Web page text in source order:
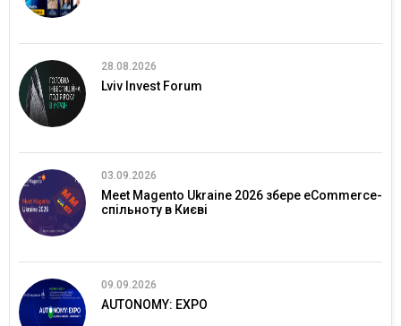
28.08.2026
Lviv Invest Forum
03.09.2026
Meet Magento Ukraine 2026 збере eCommerce-
спільноту в Києві
09.09.2026
AUTONOMY: EXPO